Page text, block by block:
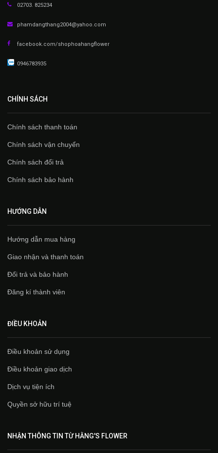
02703. 825234
phamdangthang2004@yahoo.com
facebook.com/shophoahangflower
0946783935
CHÍNH SÁCH
Chính sách thanh toán
Chính sách vận chuyển
Chính sách đổi trả
Chính sách bảo hành
HƯỚNG DẪN
Hướng dẫn mua hàng
Giao nhận và thanh toán
Đổi trả và bảo hành
Đăng kí thành viên
ĐIỀU KHOẢN
Điều khoản sử dụng
Điều khoản giao dịch
Dịch vụ tiện ích
Quyền sở hữu trí tuệ
NHẬN THÔNG TIN TỪ HẰNG'S FLOWER